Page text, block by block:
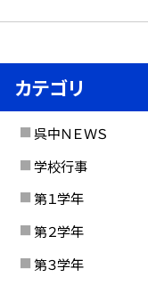
カテゴリ
呉中ＮＥＷＳ
学校行事
第１学年
第２学年
第３学年